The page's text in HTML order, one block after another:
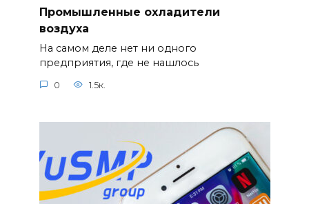
Промышленные охладители
воздуха
На самом деле нет ни одного
предприятия, где не нашлось
0 1.5к.